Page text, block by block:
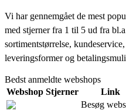
Vi har gennemgået de mest
med stjerner fra 1 til 5 ud fra
sortimentstørrelse,
leveringsformer og
Bedst anmeldte webshops
Webshop Stjerner
Link
Besøg